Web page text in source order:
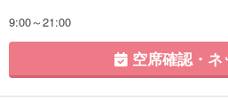
9:00～21:00
空席確認・ネ